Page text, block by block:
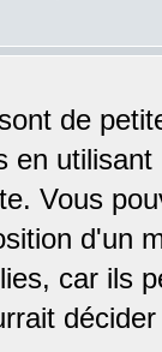
de
en
Vous
d'un
car ils